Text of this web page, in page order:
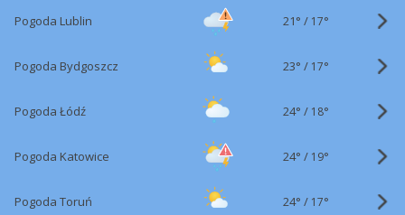
Pogoda Lublin 21° / 17°
Pogoda Bydgoszcz 23° / 17°
Pogoda Łódź 24° / 18°
Pogoda Katowice 24° / 19°
Pogoda Toruń 24° / 17°